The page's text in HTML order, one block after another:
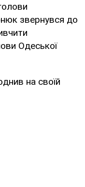
звернувся до
Одеської
на своїй